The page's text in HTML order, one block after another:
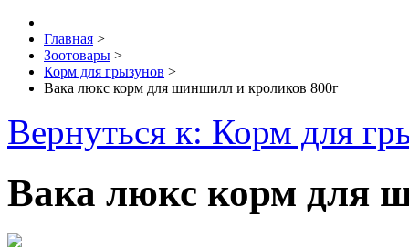
Главная >
Зоотовары >
Корм для грызунов >
Вака люкс корм для шиншилл и кроликов 800г
Вернуться к: Корм для
Вака люкс корм для